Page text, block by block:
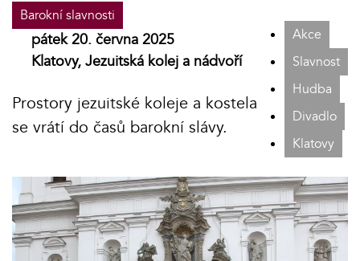
Barokní slavnosti
Akce
Slavnost
Hudba
Divadlo
Klatovy
pátek 20. června 2025
Klatovy, Jezuitská kolej a nádvoří
Prostory jezuitské koleje a kostela
se vrátí do časů barokní slávy.